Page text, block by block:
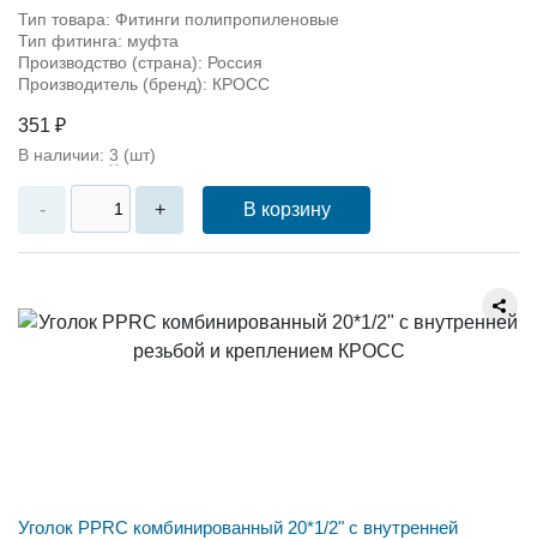
Тип товара: Фитинги полипропиленовые
Тип фитинга: муфта
Производство (страна): Россия
Производитель (бренд): КРОСС
351 ₽
В наличии: 3 (шт)
- + В корзину
Уголок PPRC комбинированный 20*1/2" с внутренней